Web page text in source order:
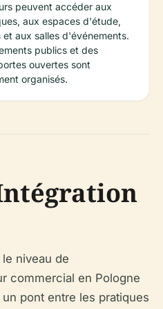
peuvent accéder aux
aux espaces d'étude,
et aux salles d'événements.
publics et des
ouvertes sont
organisés.
le niveau de
commercial en Pologne
pont entre les pratiques